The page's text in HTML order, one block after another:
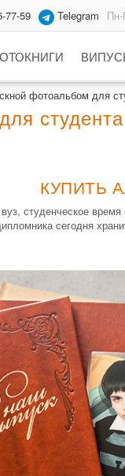
77-59 Telegram
фотоальбом для
КУПИТЬ
студенческое
сегодня